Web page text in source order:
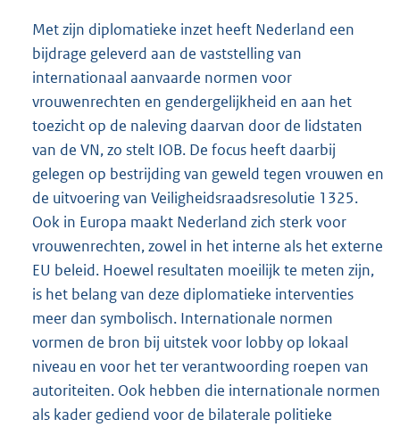
Met zijn diplomatieke inzet heeft Nederland een
bijdrage geleverd aan de vaststelling van
internationaal aanvaarde normen voor
vrouwenrechten en gendergelijkheid en aan het
toezicht op de naleving daarvan door de lidstaten
van de VN, zo stelt IOB. De focus heeft daarbij
gelegen op bestrijding van geweld tegen vrouwen en
de uitvoering van Veiligheidsraadsresolutie 1325.
Ook in Europa maakt Nederland zich sterk voor
vrouwenrechten, zowel in het interne als het externe
EU beleid. Hoewel resultaten moeilijk te meten zijn,
is het belang van deze diplomatieke interventies
meer dan symbolisch. Internationale normen
vormen de bron bij uitstek voor lobby op lokaal
niveau en voor het ter verantwoording roepen van
autoriteiten. Ook hebben die internationale normen
als kader gediend voor de bilaterale politieke